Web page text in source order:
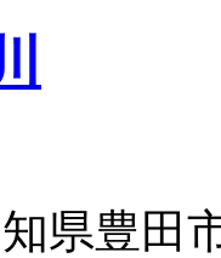
県豊田